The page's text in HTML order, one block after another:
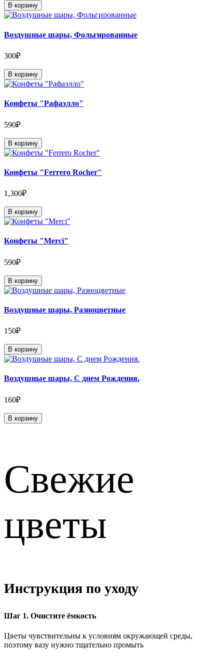
В корзину
Воздушные шары, Фольгированные
300₽
В корзину
Конфеты "Рафаэлло"
590₽
В корзину
Конфеты "Ferrero Rocher"
1,300₽
В корзину
Конфеты "Merci"
590₽
В корзину
Воздушные шары, Разноцветные
150₽
В корзину
Воздушные шары, С днем Рождения.
160₽
В корзину
Свежие
цветы
Инструкция по уходу
Шаг 1. Очистите ёмкость
Цветы чувствительны к условиям окружающей среды,
поэтому вазу нужно тщательно промыть